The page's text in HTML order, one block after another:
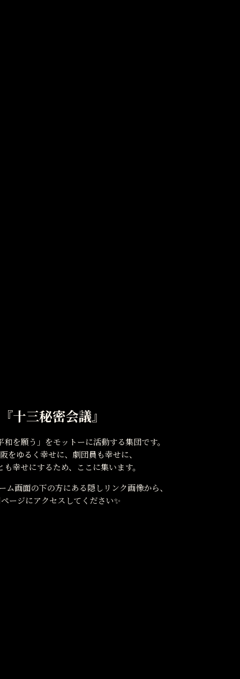
『十三秘密会議』
和を願う」をモットーに活動する集団です。
をゆるく幸せに、劇団員も幸せに、
も幸せにするため、ここに集います。
ム画面の下の方にある隠しリンク画像から、
ージにアクセスしてください✨